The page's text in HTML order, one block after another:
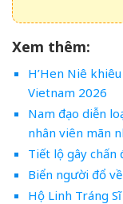
Xem thêm:
H’Hen Niê
Vietnam 2026
Nam đạo diễn
nhân viên mãn
Tiết lộ gây
Biển người đổ
Hộ Linh Tráng